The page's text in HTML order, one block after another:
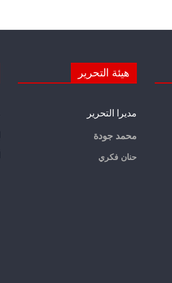
هيئة التحرير
مديرا التحرير
محمد جودة
حنان فكري